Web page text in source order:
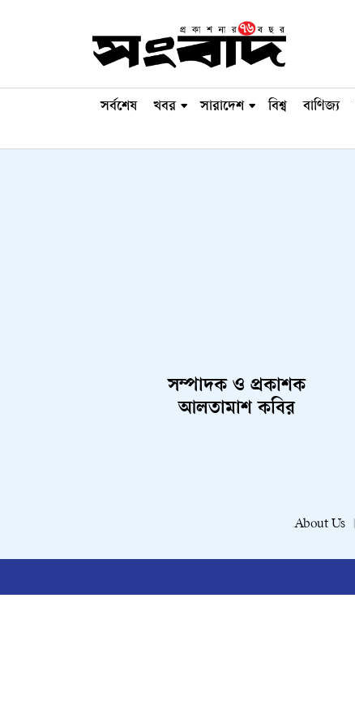
সর্বশেষ খবর সারাদেশ বিশ্ব বাণিজ্য
সম্পাদক ও প্রকাশক
আলতামাশ কবির
About Us